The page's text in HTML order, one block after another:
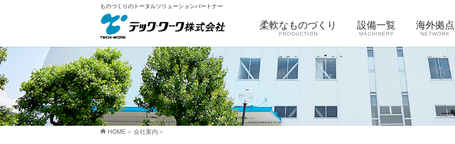
ものづくりのトータルソリューションパートナー
柔軟なものづくり
PRODUCTION
設備一覧
MACHINERY
海外拠点
NETWORK
HOME » 会社案内 »